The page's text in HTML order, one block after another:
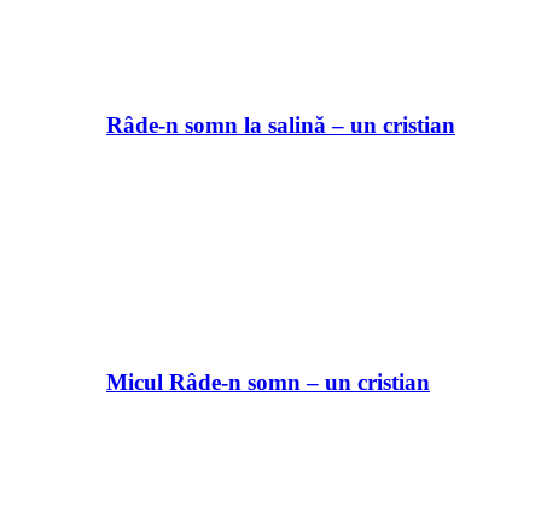
Râde-n somn la salină – un cristian
Micul Râde-n somn – un cristian